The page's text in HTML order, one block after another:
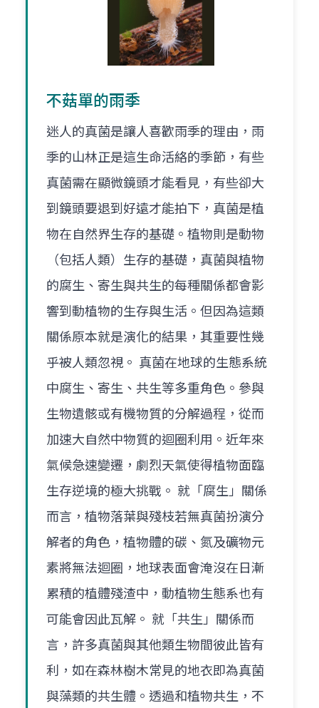
不菇單的雨季
迷人的真菌是讓人喜歡雨季的理由，雨
季的山林正是這生命活絡的季節，有些
真菌需在顯微鏡頭才能看見，有些卻大
到鏡頭要退到好遠才能拍下，真菌是植
物在自然界生存的基礎。植物則是動物
（包括人類）生存的基礎，真菌與植物
的腐生、寄生與共生的每種關係都會影
響到動植物的生存與生活。但因為這類
關係原本就是演化的結果，其重要性幾
乎被人類忽視。 真菌在地球的生態系統
中腐生、寄生、共生等多重角色。參與
生物遺骸或有機物質的分解過程，從而
加速大自然中物質的迴圈利用。近年來
氣候急速變遷，劇烈天氣使得植物面臨
生存逆境的極大挑戰。 就「腐生」關係
而言，植物落葉與殘枝若無真菌扮演分
解者的角色，植物體的碳、氮及礦物元
素將無法迴圈，地球表面會淹沒在日漸
累積的植體殘渣中，動植物生態系也有
可能會因此瓦解。 就「共生」關係而
言，許多真菌與其他類生物間彼此皆有
利，如在森林樹木常見的地衣即為真菌
與藻類的共生體。透過和植物共生，不